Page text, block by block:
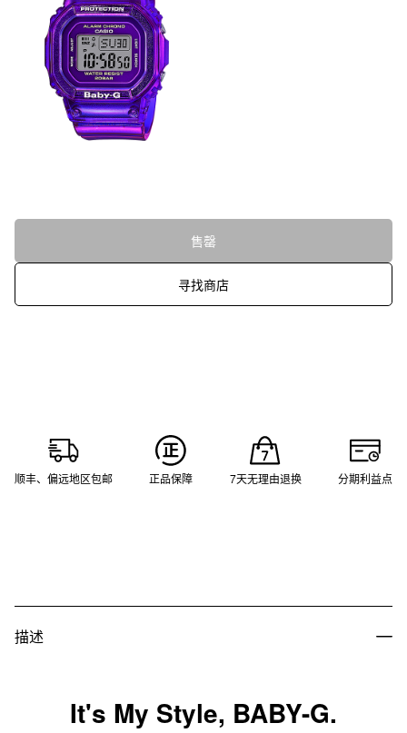
售罄
寻找商店
顺丰、偏远地区包邮 正品保障 7天无理由退换 分期利益点
描述
It's My Style, BABY-G.